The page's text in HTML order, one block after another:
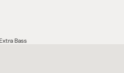
Bass